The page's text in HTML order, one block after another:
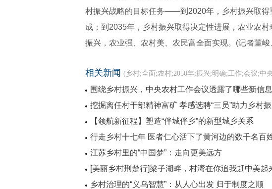
村振兴战略的目标任务——到2020年，乡村振兴取得
成；到2035年，乡村振兴取得决定性进展，农业农
振兴，农业强、农村美、农民富全面实现。(记者董峻
相关新闻 (乡村;全面;农村;2050年;振兴;明确;工作;会议;中
围绕乡村振兴，中央农村工作会议透露了哪些新信息
挖掘离任村干部精神富矿 孝感选聘“三员”助力乡村
【领航新征程】塑造“伴城伴乡”的新型城乡关系
行走乡村十七年 医者仁心活下了黄河边的数千名百
江苏乡村里的“中国梦”：走向更美远方
[美丽乡村荆楚行]梁子湖畔，村湾在你追我赶中美起
乡村治理的“义乌智慧”：从人心出发 归于制度之顺